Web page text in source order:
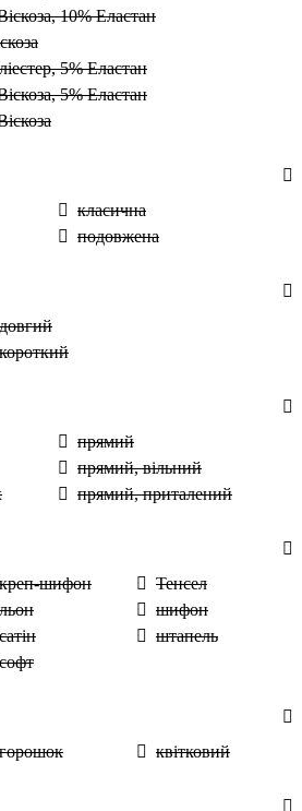
10% Еластан
5% Еластан
5% Еластан
класична
подовжена
довгий
короткий
прямий
прямий, вільний
прямий, приталений
креп-шифон
льон
сатін
софт
Тенсел
шифон
штапель
горошок квітковий